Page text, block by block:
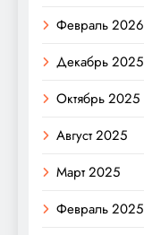
Февраль 2026
Декабрь 2025
Октябрь 2025
Август 2025
Март 2025
Февраль 2025